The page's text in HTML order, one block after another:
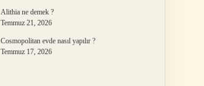
Alithia ne demek ?
Temmuz 21, 2026
Cosmopolitan evde nasıl yapılır ?
Temmuz 17, 2026